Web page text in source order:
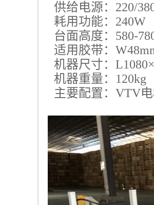
供给电源：220/
耗用功能：240W
台面高度：580-
适用胶带：
机器尺寸：
机器重量：120kg
主要配置：VTV